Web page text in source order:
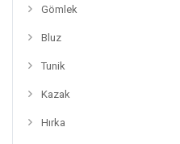
Gömlek
Bluz
Tunik
Kazak
Hırka